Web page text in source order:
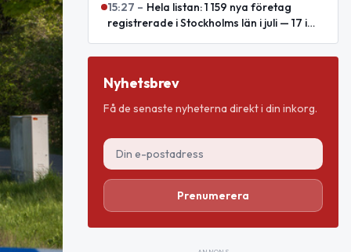
15:27 – Hela listan: 1 159 nya företag
registrerade i Stockholms län i juli — 17 i
Nyhetsbrev
Få de senaste nyheterna direkt i din inkorg.
Prenumerera